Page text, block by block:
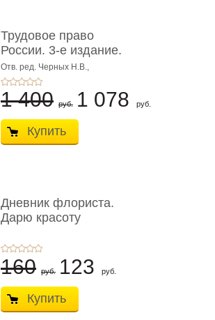
Трудовое право
России. 3-е издание.
Учебник для ...
Отв. ред. Черных Н.В.,
Шестерякова И.В.
1 400 руб. 1 078 руб.
Купить
Дневник флориста.
Дарю красоту
160 руб. 123 руб.
Купить